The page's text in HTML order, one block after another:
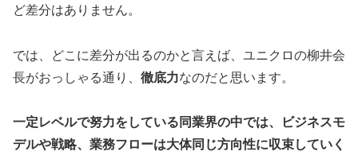
ど差分はありません。
では、どこに差分が出るのかと言えば、ユニクロの柳井会
長がおっしゃる通り、 徹底力なのだと思います。
一定レベルで努力をしている同業界の中では、ビジネスモ
デルや戦略、業務フローは大体同じ方向性に収束していく